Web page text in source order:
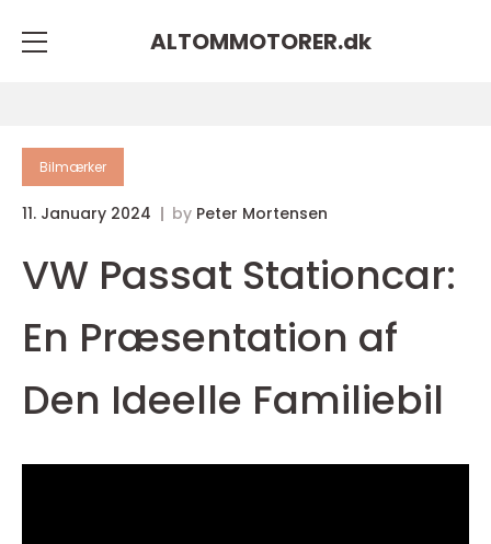
ALTOMMOTORER.dk
Bilmærker
11. January 2024 by Peter Mortensen
VW Passat Stationcar:
En Præsentation af
Den Ideelle Familiebil